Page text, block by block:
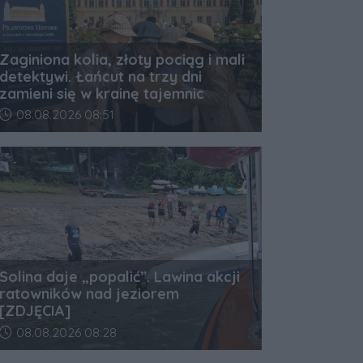
Zaginiona kolia, złoty pociąg i mali
detektywi. Łańcut na trzy dni
zamieni się w krainę tajemnic
dodania artykułu:
08.08.2026 08:51
Solina daje „popalić”. Lawina akcji
ratowników nad jeziorem
[ZDJĘCIA]
dodania artykułu:
08.08.2026 08:28